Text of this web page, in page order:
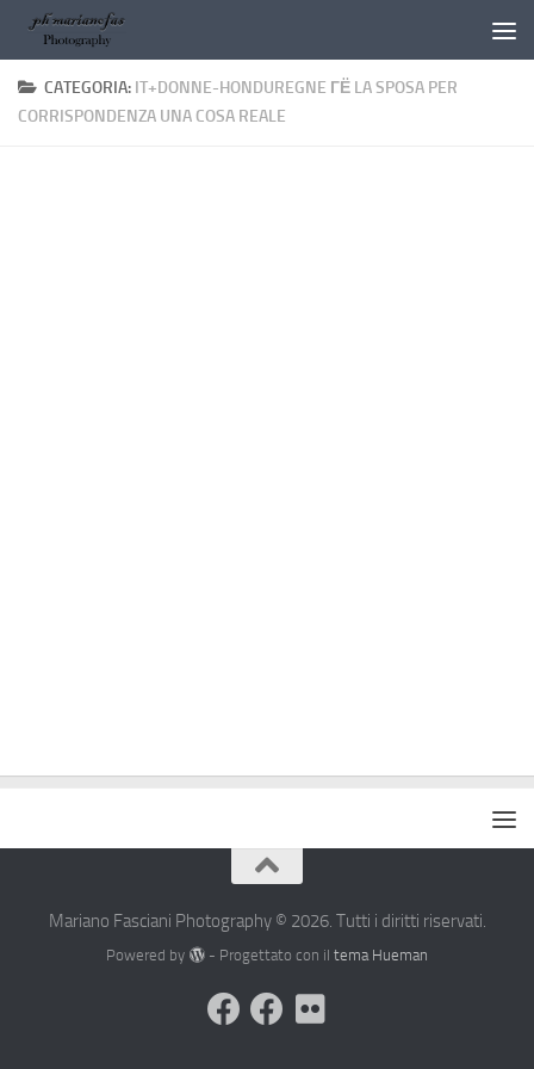
Salta al contenuto
CATEGORIA: IT+DONNE-HONDUREGNE ГЁ LA SPOSA PER
CORRISPONDENZA UNA COSA REALE
Mariano Fasciani Photography © 2026. Tutti i diritti riservati.
Powered by - Progettato con il tema Hueman